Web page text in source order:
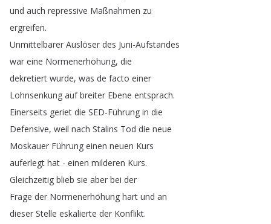
und auch repressive Maßnahmen zu
ergreifen.
Unmittelbarer Auslöser des Juni-Aufstandes
war eine Normenerhöhung, die
dekretiert wurde, was de facto einer
Lohnsenkung auf breiter Ebene entsprach.
Einerseits geriet die SED-Führung in die
Defensive, weil nach Stalins Tod die neue
Moskauer Führung einen neuen Kurs
auferlegt hat - einen milderen Kurs.
Gleichzeitig blieb sie aber bei der
Frage der Normenerhöhung hart und an
dieser Stelle eskalierte der Konflikt.